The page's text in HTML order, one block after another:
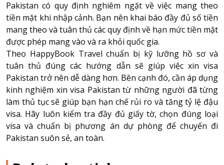
Pakistan có quy định nghiêm ngặt về việc mang theo
tiền mặt khi nhập cảnh. Bạn nên khai báo đầy đủ số tiền
mang theo và tuân thủ các quy định về hạn mức tiền mặt
được phép mang vào và ra khỏi quốc gia.
Theo HappyBook Travel chuẩn bị kỹ lưỡng hồ sơ và
tuân thủ đúng các hướng dẫn sẽ giúp việc xin visa
Pakistan trở nên dễ dàng hơn. Bên cạnh đó, cần áp dụng
kinh nghiệm xin visa Pakistan từ những người đã từng
làm thủ tục sẽ giúp bạn hạn chế rủi ro và tăng tỷ lệ đậu
visa. Hãy luôn kiểm tra đầy đủ giấy tờ, chọn đúng loại
visa và chuẩn bị phương án dự phòng để chuyến đi
Pakistan suôn sẻ, an toàn.